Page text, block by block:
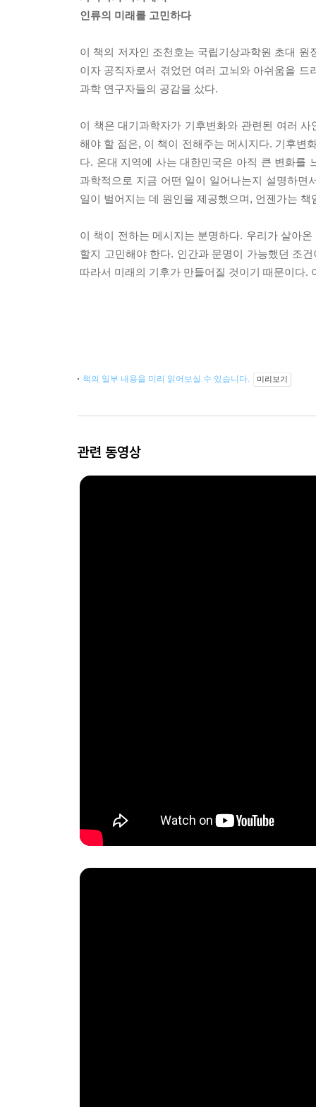
인류의 미래를 고민하다
이 책의 저자인 조천호는 국립기상과학원 초대 원
이자 공직자로서 겪었던 여러 고뇌와 아쉬움을
과학 연구자들의 공감을 샀다.
이 책은 대기과학자가 기후변화와 관련된 여러
해야 할 점은, 이 책이 전해주는 메시지다. 기후변
다. 온대 지역에 사는 대한민국은 아직 큰 변화를
과학적으로 지금 어떤 일이 일어나는지 설명하
일이 벌어지는 데 원인을 제공했으며, 언젠가는 책
이 책이 전하는 메시지는 분명하다. 우리가 살아
할지 고민해야 한다. 인간과 문명이 가능했던 조
따라서 미래의 기후가 만들어질 것이기 때문이다.
책의 일부 내용을 미리 읽어보실 수 있습니다. 미리보기
관련 동영상